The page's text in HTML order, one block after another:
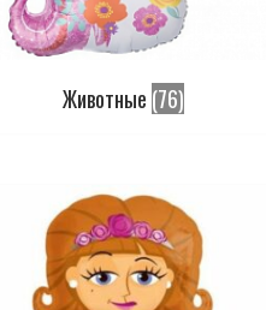
Животные (76)